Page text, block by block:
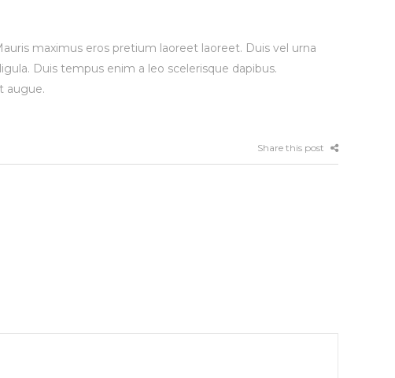
maximus eros pretium laoreet laoreet. Duis vel urna
Duis tempus enim a leo scelerisque dapibus.
augue.
Share this post